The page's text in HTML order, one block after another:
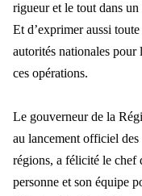
rigueur et le tout dans
Et d’exprimer aussi
autorités nationales
ces opérations.
Le gouverneur de la
au lancement officiel
régions, a félicité le chef
personne et son équipe